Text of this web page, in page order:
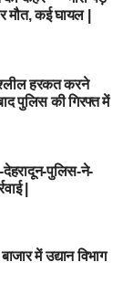
मौत, कई घायल |
हरकत करने
पुलिस की गिरफ्त में
पुलिस-ने-
|
में उद्यान विभाग